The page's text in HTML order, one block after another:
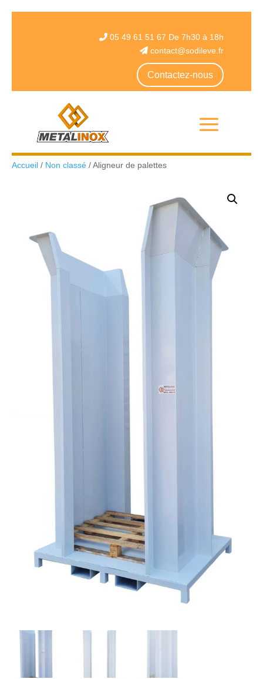
05 49 61 51 67 De 7h30 à 18h
contact@sodileve.fr
Contactez-nous
Accueil / Non classé / Aligneur de palettes